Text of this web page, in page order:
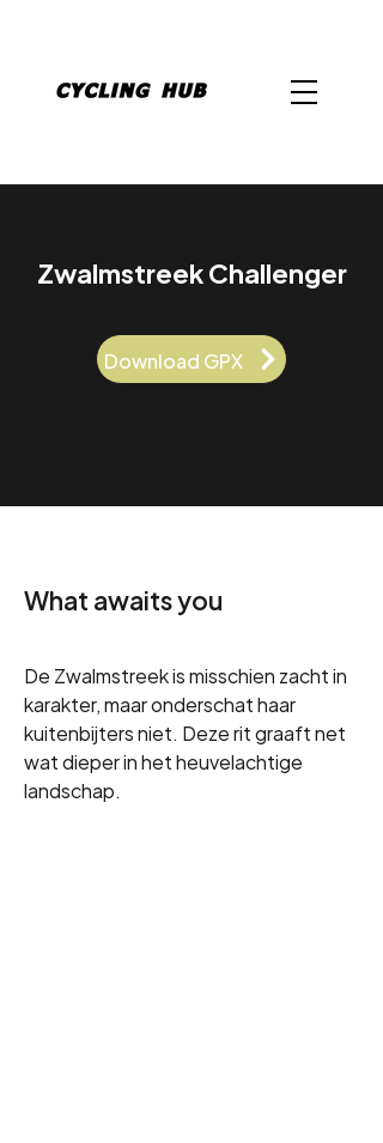
Zwalmstreek Challenger
Download GPX
What awaits you
De Zwalmstreek is misschien zacht in
karakter, maar onderschat haar
kuitenbijters niet. Deze rit graaft net
wat dieper in het heuvelachtige
landschap.